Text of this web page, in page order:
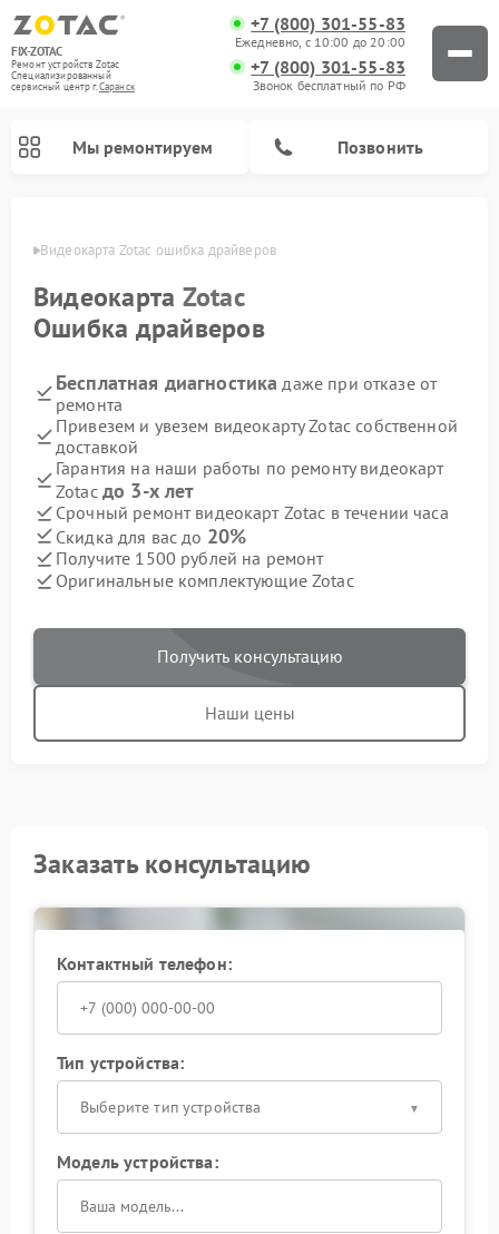
FIX-ZOTAC
Ремонт устройств Zotac
Специализированный
cервисный центр г.Саранск
+7 (800) 301-55-83
Ежедневно, с 10:00 до 20:00
+7 (800) 301-55-83
Звонок бесплатный по РФ
Мы ремонтируем Позвонить
Видеокарта Zotac ошибка драйверов
Видеокарта Zotac
Ошибка драйверов
Бесплатная диагностика даже при отказе от
ремонта
Привезем и увезем видеокарту Zotac собственной
доставкой
Гарантия на наши работы по ремонту видеокарт
Zotac до 3-х лет
Срочный ремонт видеокарт Zotac в течении часа
Скидка для вас до 20%
Получите 1500 рублей на ремонт
Оригинальные комплектующие Zotac
Получить консультацию
Наши цены
Заказать консультацию
Контактный телефон:
Тип устройства:
Выберите тип устройства
Модель устройства: